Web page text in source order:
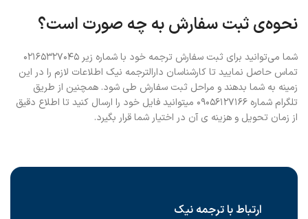
نحوه‌ی ثبت سفارش به چه صورت است؟
شما می‌توانید برای ثبت سفارش ترجمه خود با شماره زیر ۰۲۱۶۵۳۲۷۰۴۵
تماس حاصل نمایید تا کارشناسان دارالترجمه نیک اطلاعات لازم را در این
زمینه به شما بدهند و مراحل ثبت سفارش طی شود. همچنین از طریق
تلگرام شماره ۰۹۰۵۶۱۲۷۱۶۶ میتوانید فایل خود را ارسال کنید تا اطلاع دقیق
از زمان تحویل و هزینه ی آن در اختیار شما قرار بگیرد.
ارتباط با ترجمه نیک